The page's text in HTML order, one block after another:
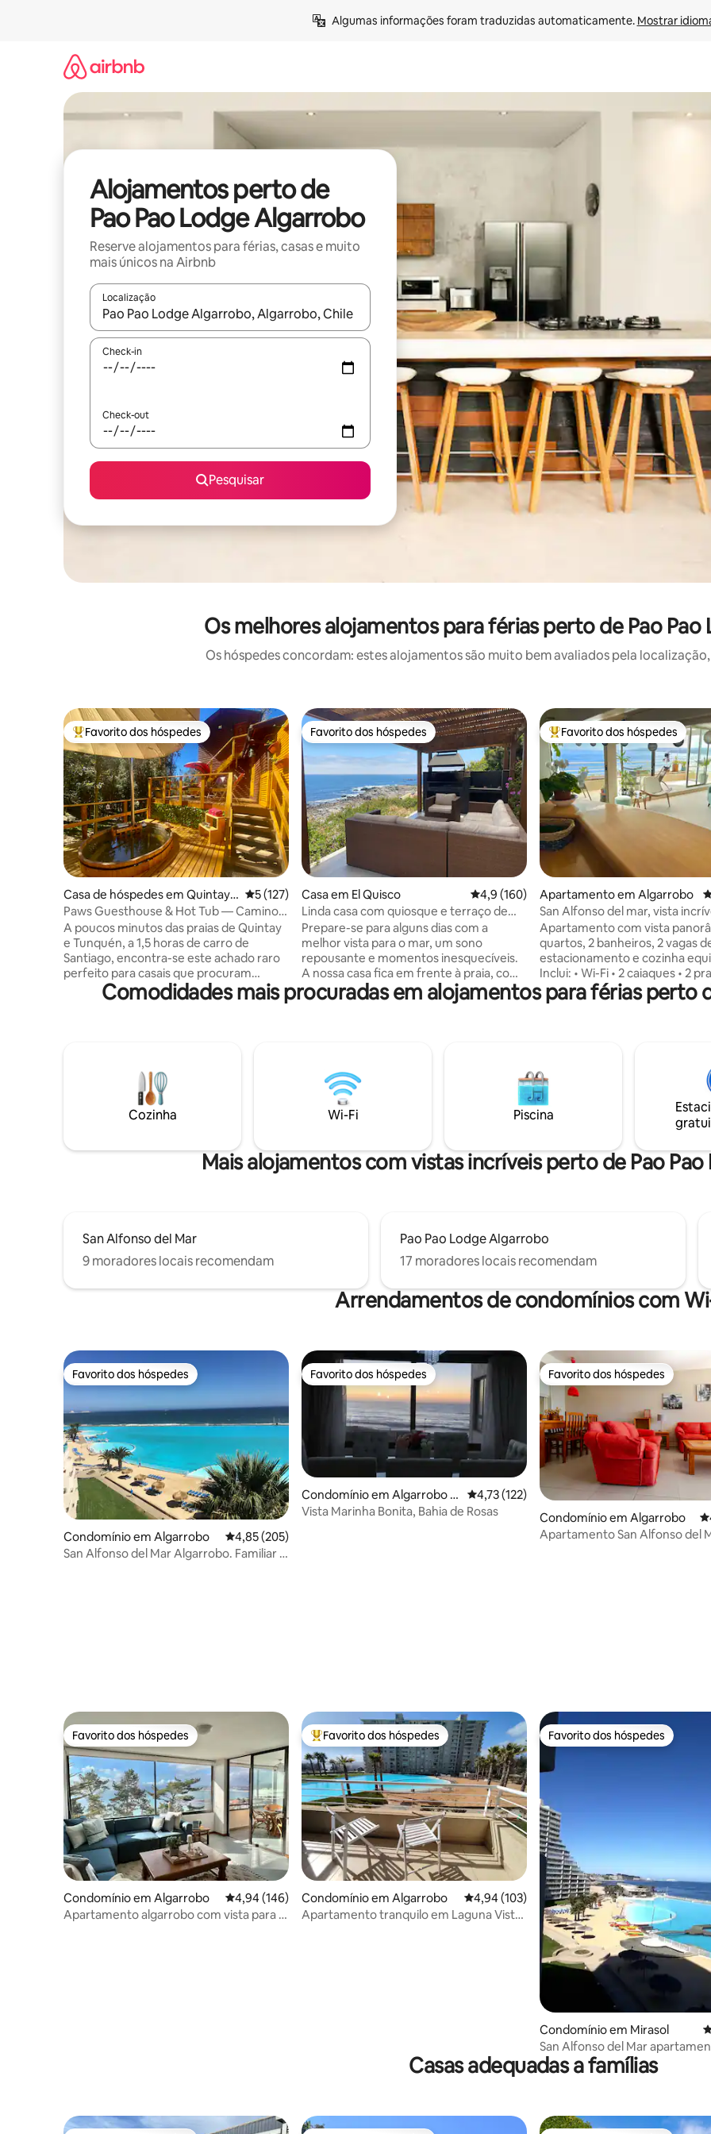
Algumas informações foram traduzidas automaticamente. Mostrar
Alojamentos perto de
Pao Pao Lodge Algarrobo
Reserve alojamentos para férias, casas e muito
mais únicos na Airbnb
Localização
Quando os resultados estiverem disponíveis, navegue com as teclas de seta para cima e para baixo ou explore com
Check-in
Check-out
Pesquisar
Os melhores alojamentos para férias perto de Pao
Os hóspedes concordam: estes alojamentos são muito bem avaliados pela
Favoritos dos hóspedes mais apreciados
Favorito dos hóspedes
Casa de hóspedes em Quintay-
Tunquén
Classificação média de 5 em 5 estrelas, 127avaliações
5 (127)
Paws Guesthouse & Hot Tub — Camino
Quintay-Tunquén
A poucos minutos das praias de Quintay
e Tunquén, a 1,5 horas de carro de
Santiago, encontra-se este achado raro
perfeito para casais que procuram
relaxar e divertir-se. A sua reserva inclui
a casa de hóspedes privada, a utilização
celebrar uma ocasião especial, desfrutar
da natureza, relaxar e explorar! A casa de
hóspedes inclui mais de 70 comodidades
modernas de qualidade, tem capacidade
uma estética encantadora. Refeições
Favorito dos hóspedes
Favorito dos hóspedes
Casa em El Quisco Classificação média de 4,9 em 5 estrelas,
4,9 (160)
Linda casa com quiosque e terraço de
frente para o mar
Prepare-se para alguns dias com a
melhor vista para o mar, um sono
repousante e momentos inesquecíveis.
A nossa casa fica em frente à praia, com
uma churrasqueira, um terraço virado
para o mar e uma lareira para os dias
confortável, com tudo o que precisa para
a sua estadia. Para aceder à casa, tem de
subir uma escadaria a partir do parque de
estacionamento. Não é adequado a
Favoritos dos hóspedes mais
Favorito dos hóspedes
Apartamento em Algarrobo
San Alfonso del mar, vista
caiaques/Wi-Fi
Apartamento com vista
quartos, 2 banheiros, 2 vagas de
estacionamento e cozinha
Inclui: • Wi-Fi • 2 caiaques • 2 pranchas de
bodyboard • Churrasqueira Máximo de 6
pessoas. O local possui quadras, jogos,
08/12). • Todos os dias (14/12 a 15/03). •
Feriados durante todo o ano. Piscinas
aquecidas e jacuzzi exclusivos
proprietários.
Comodidades mais procuradas em alojamentos para férias perto
Cozinha Wi-Fi Piscina
Mais alojamentos com vistas incríveis perto de Pao
San Alfonso del Mar
9 moradores locais recomendam
Pao Pao Lodge Algarrobo
17 moradores locais recomendam
Arrendamentos de condomínios com
Favorito dos hóspedes
Favorito dos hóspedes
Condomínio em Algarrobo Classificação média de 4,85 em 5 estrelas, 205avaliações
4,85 (205)
San Alfonso del Mar Algarrobo. Familiar e
Favorito dos hóspedes
Favorito dos hóspedes
Condomínio em Algarrobo N
orte
Classificação média de 4,73 em 5 estrelas,
4,73 (122)
Vista Marinha Bonita, Bahia de Rosas
Favorito dos hóspedes
Favorito dos hóspedes
Condomínio em Algarrobo
Apartamento San Alfonso del Mar
Favorito dos hóspedes
Favorito dos hóspedes
Condomínio em Algarrobo Classificação média de 4,94 em 5 estrelas, 146avaliações
4,94 (146)
Apartamento algarrobo com vista para o
Favoritos dos hóspedes mais apreciados
Favorito dos hóspedes
Condomínio em Algarrobo Classificação média de 4,94 em 5 estrelas,
4,94 (103)
Apartamento tranquilo em Laguna Vista
Favorito dos hóspedes
Favorito dos hóspedes
Condomínio em Mirasol
San Alfonso del Mar
espaçoso e confortável
Casas adequadas a famílias